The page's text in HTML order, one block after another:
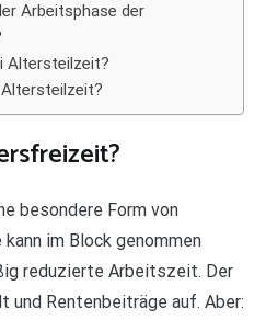
Arbeitsphase der
Altersteilzeit?
besondere Form von
im Block genommen
reduzierte Arbeitszeit. Der
Rentenbeiträge auf. Aber: